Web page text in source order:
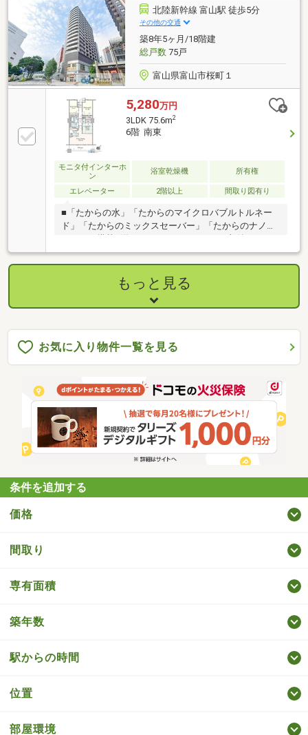
にあり便利・「毎日がホテル暮らし」シャワーブース
付の大理石バスルーム・豊かな自然が身近に→環水公
園、神通川が徒歩圏※下記も選択可能です4300万円
（家具付ガレージ無）／4000万円（家具・ガレージ
無）＊家具内容・ガレージ条件は内覧時にご案内しま
す。
北陸新幹線 富山駅 徒歩5分
その他の交通
築8年5ヶ月/18階建
総戸数75戸
富山県富山市桜町１
5,280万円
3LDK 75.6m2
6階 南東
モニタ付インターホ
ン
浴室乾燥機 所有権
エレベーター 2階以上 間取り図有り
■「たからの水」「たからのマイクロバブルトルネー
ド」「たからのミックスセーバー」「たからのナノシ
ウォークインクローゼット■来訪者を映像で確認でき
るTVモニター付きインターホン■心地よい風をお部屋
に取り込む、南東向きバルコニー■断熱性の高い複層
もっと見る
お気に入り物件一覧を見る
条件を追加する
価格
間取り
専有面積
築年数
駅からの時間
位置
部屋環境